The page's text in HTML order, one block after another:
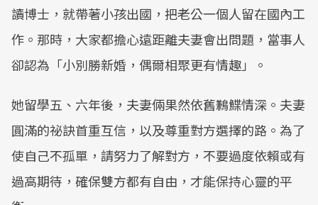
讀博士，就帶著小孩出國，把老公一個人留在國內工
作。那時，大家都擔心遠距離夫妻會出問題，當事人
卻認為「小別勝新婚，偶爾相聚更有情趣」。
她留學五、六年後，夫妻倆果然依舊鶼鰈情深。夫妻
圓滿的祕訣首重互信，以及尊重對方選擇的路。為了
使自己不孤單，請努力了解對方，不要過度依賴或有
過高期待，確保雙方都有自由，才能保持心靈的平